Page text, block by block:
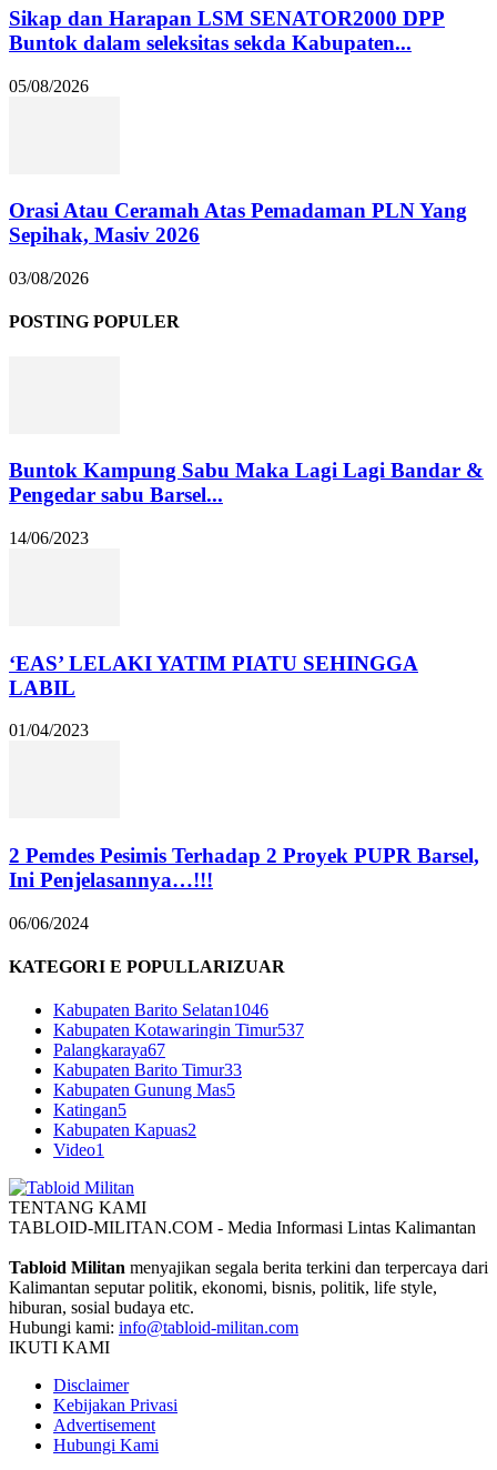
Sikap dan Harapan LSM SENATOR2000 DPP
Buntok dalam seleksitas sekda Kabupaten...
05/08/2026
Orasi Atau Ceramah Atas Pemadaman PLN Yang
Sepihak, Masiv 2026
03/08/2026
POSTING POPULER
Buntok Kampung Sabu Maka Lagi Lagi Bandar &
Pengedar sabu Barsel...
14/06/2023
‘EAS’ LELAKI YATIM PIATU SEHINGGA
LABIL
01/04/2023
2 Pemdes Pesimis Terhadap 2 Proyek PUPR Barsel,
Ini Penjelasannya…!!!
06/06/2024
KATEGORI E POPULLARIZUAR
Kabupaten Barito Selatan1046
Kabupaten Kotawaringin Timur537
Palangkaraya67
Kabupaten Barito Timur33
Kabupaten Gunung Mas5
Katingan5
Kabupaten Kapuas2
Video1
TENTANG KAMI
TABLOID-MILITAN.COM - Media Informasi Lintas Kalimantan
Tabloid Militan menyajikan segala berita terkini dan terpercaya dari
Kalimantan seputar politik, ekonomi, bisnis, politik, life style,
hiburan, sosial budaya etc.
Hubungi kami: info@tabloid-militan.com
IKUTI KAMI
Disclaimer
Kebijakan Privasi
Advertisement
Hubungi Kami